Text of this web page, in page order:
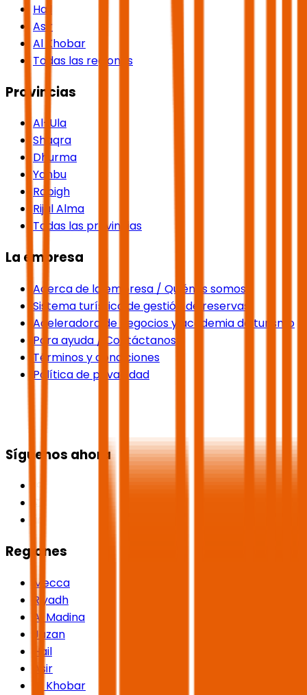
Hail
Asir
Al Khobar
Todas las regiones
Provincias
Al-Ula
Shaqra
Dhurma
Yanbu
Rabigh
Rijal Alma
Todas las provincias
La empresa
Acerca de la empresa / Quiénes somos
Sistema turístico de gestión de reservas
Aceleradora de negocios y academia de turismo
Para ayuda / Contáctanos
Términos y condiciones
Política de privacidad
Síguenos ahora
Regiones
Mecca
Riyadh
Al Madina
Jazan
Hail
Asir
Al Khobar